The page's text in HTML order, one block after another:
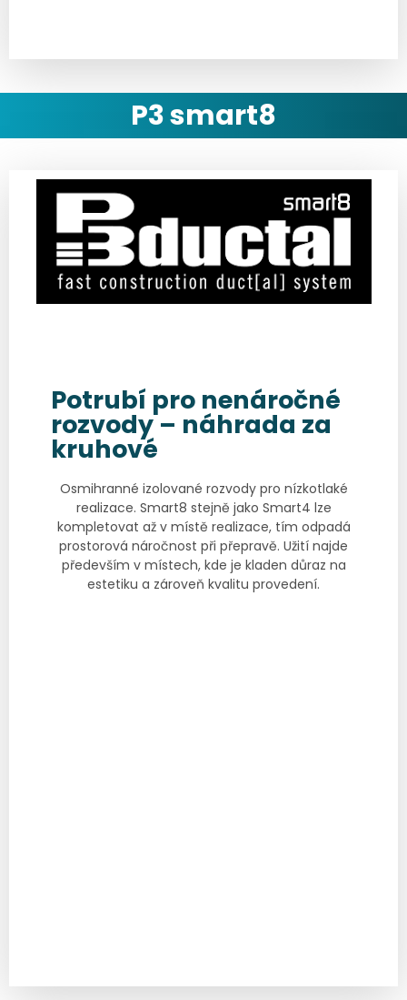
P3 smart8
Potrubí pro nenáročné
rozvody – náhrada za
kruhové
Osmihranné izolované rozvody pro nízkotlaké
realizace. Smart8 stejně jako Smart4 lze
kompletovat až v místě realizace, tím odpadá
prostorová náročnost při přepravě. Užití najde
především v místech, kde je kladen důraz na
estetiku a zároveň kvalitu provedení.